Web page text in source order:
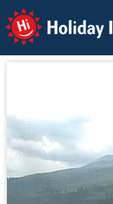
Holiday Info